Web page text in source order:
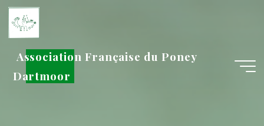
Aller
contenu
Association Française du Poney
Dartmoor